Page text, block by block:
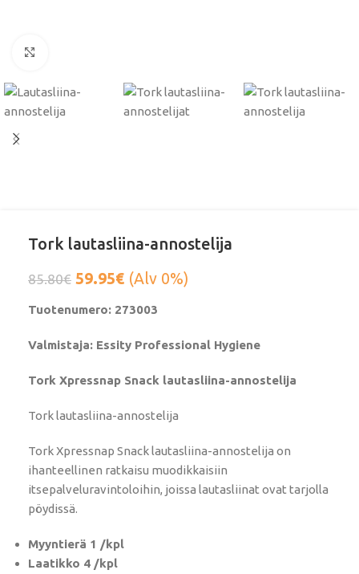
Tork lautasliina-annostelija
85.80€ 59.95€ (Alv 0%)
Tuotenumero: 273003
Valmistaja: Essity Professional Hygiene
Tork Xpressnap Snack lautasliina-annostelija
Tork lautasliina-annostelija
Tork Xpressnap Snack lautasliina-annostelija on
ihanteellinen ratkaisu muodikkaisiin
itsepalveluravintoloihin, joissa lautasliinat ovat tarjolla
pöydissä.
Myyntierä 1 /kpl
Laatikko 4 /kpl